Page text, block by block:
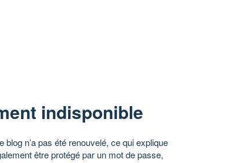
indisponible
n’a pas été renouvelé, ce qui explique
être protégé par un mot de passe,